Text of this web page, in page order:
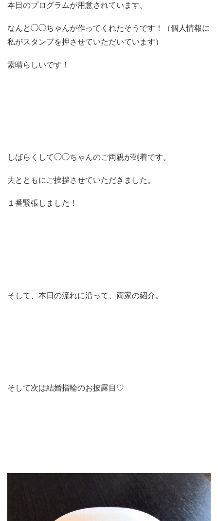
本日のプログラムが用意されています。
なんと◯◯ちゃんが作ってくれたそうです！（個人情報に
私がスタンプを押させていただいています）
素晴らしいです！
しばらくして◯◯ちゃんのご両親が到着です。
夫とともにご挨拶させていただきました。
１番緊張しました！
そして、本日の流れに沿って、両家の紹介。
そして次は結婚指輪のお披露目♡